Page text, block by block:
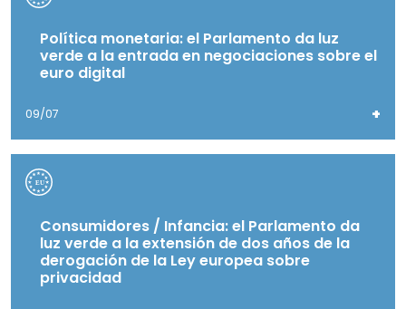
Política monetaria: el Parlamento da luz
verde a la entrada en negociaciones sobre el
euro digital
09/07 +
Consumidores / Infancia: el Parlamento da
luz verde a la extensión de dos años de la
derogación de la Ley europea sobre
privacidad